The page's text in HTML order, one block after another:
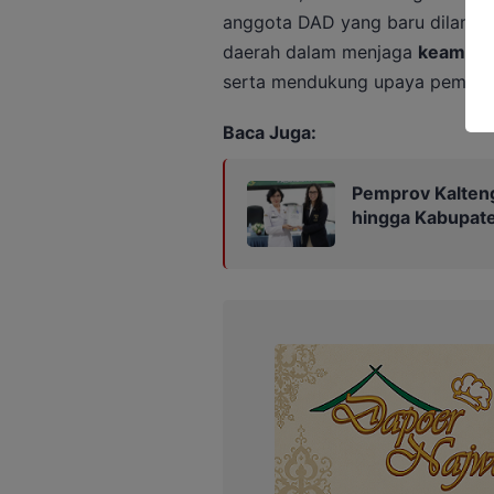
anggota DAD yang baru dilantik
daerah dalam menjaga
serta mendukung upaya
Baca Juga:
Pemprov
hingga